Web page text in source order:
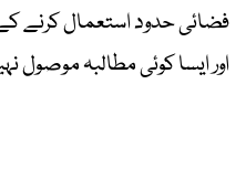
فضائی حدود استعمال کرنے
اور ایسا کوئی مطالبہ موصول